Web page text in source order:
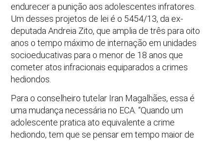
endurecer a punição aos adolescentes infratores.
Um desses projetos de lei é o 5454/13, da ex-
deputada Andreia Zito, que amplia de três para oito
anos o tempo máximo de internação em unidades
socioeducativas para o menor de 18 anos que
cometer atos infracionais equiparados a crimes
hediondos.
Para o conselheiro tutelar Iran Magalhães, essa é
uma mudança necessária no ECA. “Quando um
adolescente pratica ato equivalente a crime
hediondo, tem que se pensar em tempo maior de